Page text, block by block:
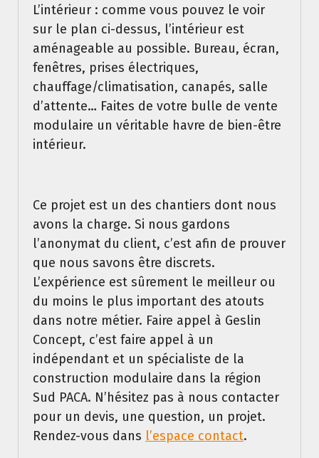
L’intérieur : comme vous pouvez le voir
sur le plan ci-dessus, l’intérieur est
aménageable au possible. Bureau, écran,
fenêtres, prises électriques,
chauffage/climatisation, canapés, salle
d’attente… Faites de votre bulle de vente
modulaire un véritable havre de bien-être
intérieur.
Ce projet est un des chantiers dont nous
avons la charge. Si nous gardons
l’anonymat du client, c’est afin de prouver
que nous savons être discrets.
L’expérience est sûrement le meilleur ou
du moins le plus important des atouts
dans notre métier. Faire appel à Geslin
Concept, c’est faire appel à un
indépendant et un spécialiste de la
construction modulaire dans la région
Sud PACA. N’hésitez pas à nous contacter
pour un devis, une question, un projet.
Rendez-vous dans l’espace contact.